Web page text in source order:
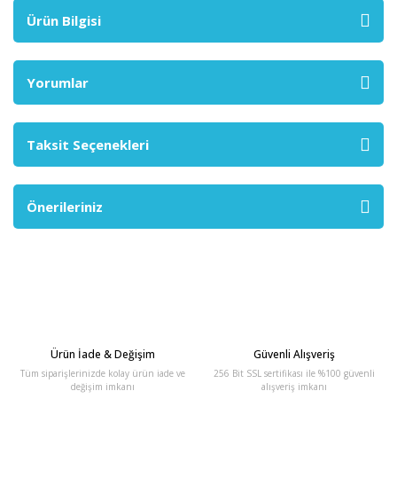
Ürün Bilgisi
Yorumlar
Taksit Seçenekleri
Önerileriniz
Ürün İade & Değişim
Tüm siparişlerinizde kolay ürün iade ve
değişim imkanı
Güvenli Alışveriş
256 Bit SSL sertifikası ile %100 güvenli
alışveriş imkanı